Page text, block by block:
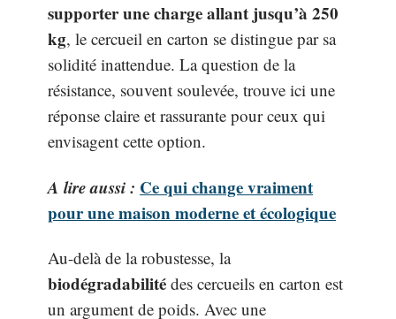
supporter une charge allant jusqu’à 250
kg, le cercueil en carton se distingue par sa
solidité inattendue. La question de la
résistance, souvent soulevée, trouve ici une
réponse claire et rassurante pour ceux qui
envisagent cette option.
A lire aussi : Ce qui change vraiment
pour une maison moderne et écologique
Au-delà de la robustesse, la
biodégradabilité des cercueils en carton est
un argument de poids. Avec une